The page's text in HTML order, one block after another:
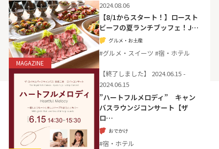
MAGAZINE
2024.08.06
【8/1からスタート！】ロースト
ビーフの夏ランチブッフェ！J…
グルメ・お土産
#グルメ・スイーツ #宿・ホテル
【終了しました】
2024.06.15 -
2024.06.15
”ハートフルメロディ” キャン
バスラウンジコンサート【ザ
ロ…
おでかけ
#宿・ホテル